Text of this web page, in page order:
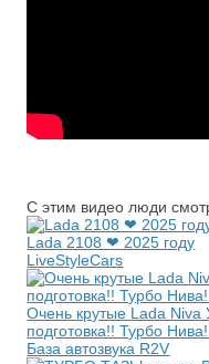
С этим видео люди
Lada 2108 ❤️ 2025 году
LiveStyleCars
Очень крутые Lada
подготовка!! Турбо
База автозвука R2V